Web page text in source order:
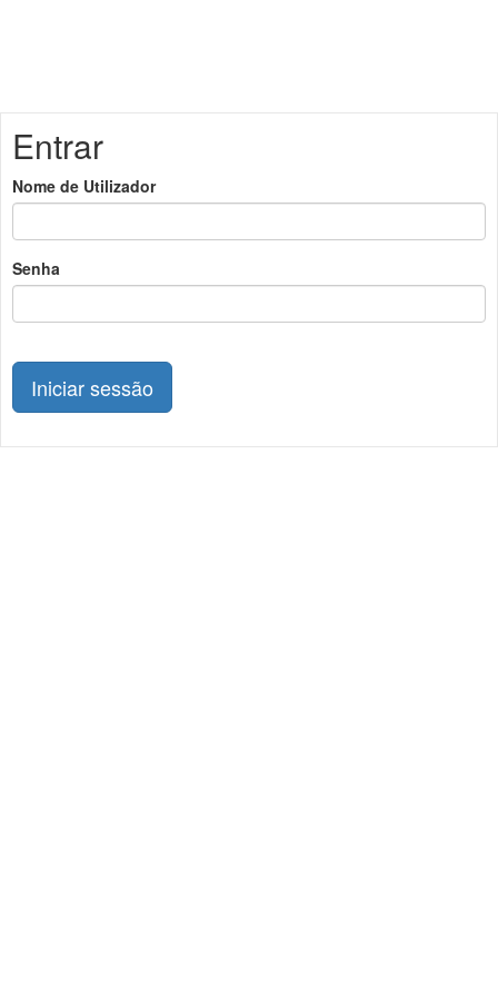
Entrar
Nome de Utilizador
Senha
Iniciar sessão